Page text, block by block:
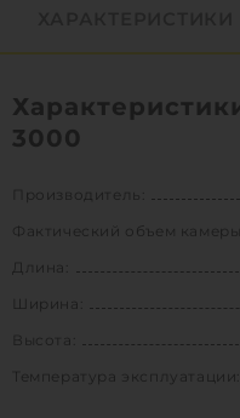
3000
Производитель:
Фактический объем камеры:
Длина:
Ширина:
Высота:
Температура эксплуатации: